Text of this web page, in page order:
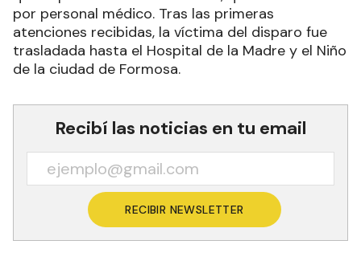
por personal médico. Tras las primeras
atenciones recibidas, la víctima del disparo fue
trasladada hasta el Hospital de la Madre y el Niño
de la ciudad de Formosa.
Recibí las noticias en tu email
RECIBIR NEWSLETTER